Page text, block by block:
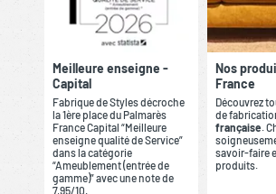
Meilleure enseigne -
Capital
Fabrique de Styles décroche
la 1ère place du Palmarès
France Capital “Meilleure
enseigne qualité de Service”
dans la catégorie
“Ameublement (entrée de
gamme)” avec une note de
7,95/10.
Nos
France
Découvrez
de
française .
savoir-faire
produits.